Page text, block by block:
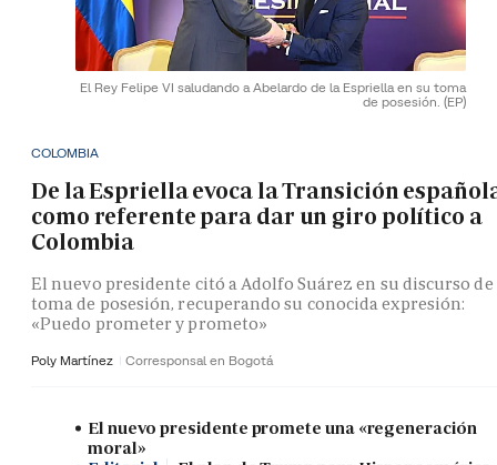
El Rey Felipe VI saludando a Abelardo de la Espriella en su toma
de posesión. (EP)
COLOMBIA
De la Espriella evoca la Transición
como referente para dar un giro político a
Colombia
El nuevo presidente citó a Adolfo Suárez en su discurso de
toma de posesión, recuperando su conocida expresión:
«Puedo prometer y prometo»
Poly Martínez Corresponsal en Bogotá
El nuevo presidente promete una «regeneración
moral»